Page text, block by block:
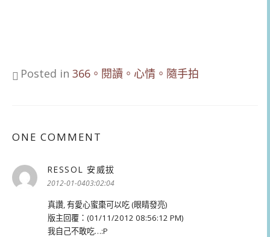
Posted in 366。閱讀。心情。隨手拍
ONE COMMENT
RESSOL 安威拔
2012-01-0403:02:04
真讚, 有愛心蜜棗可以吃 (眼睛發亮)
版主回覆：(01/11/2012 08:56:12 PM)
我自己不敢吃…:P